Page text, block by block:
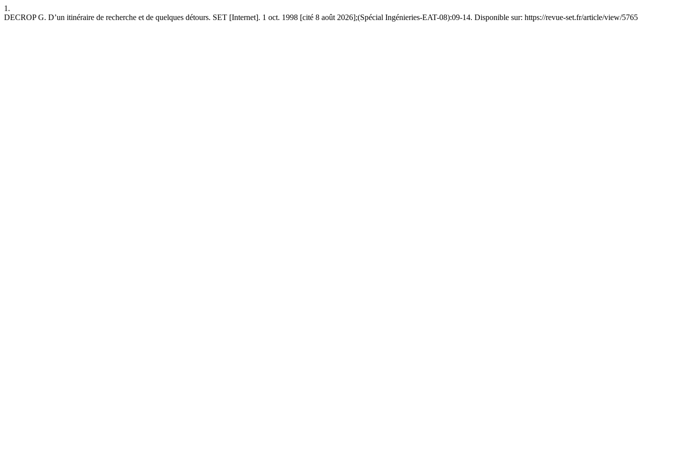
1.
DECROP G. D’un itinéraire de recherche et de quelques détours. SET [Internet]. 1 oct. 1998 [cité 8 août 2026];(Spécial Ingénieries-EAT-08):09-14. Disponible sur: https://revue-set.fr/article/view/5765